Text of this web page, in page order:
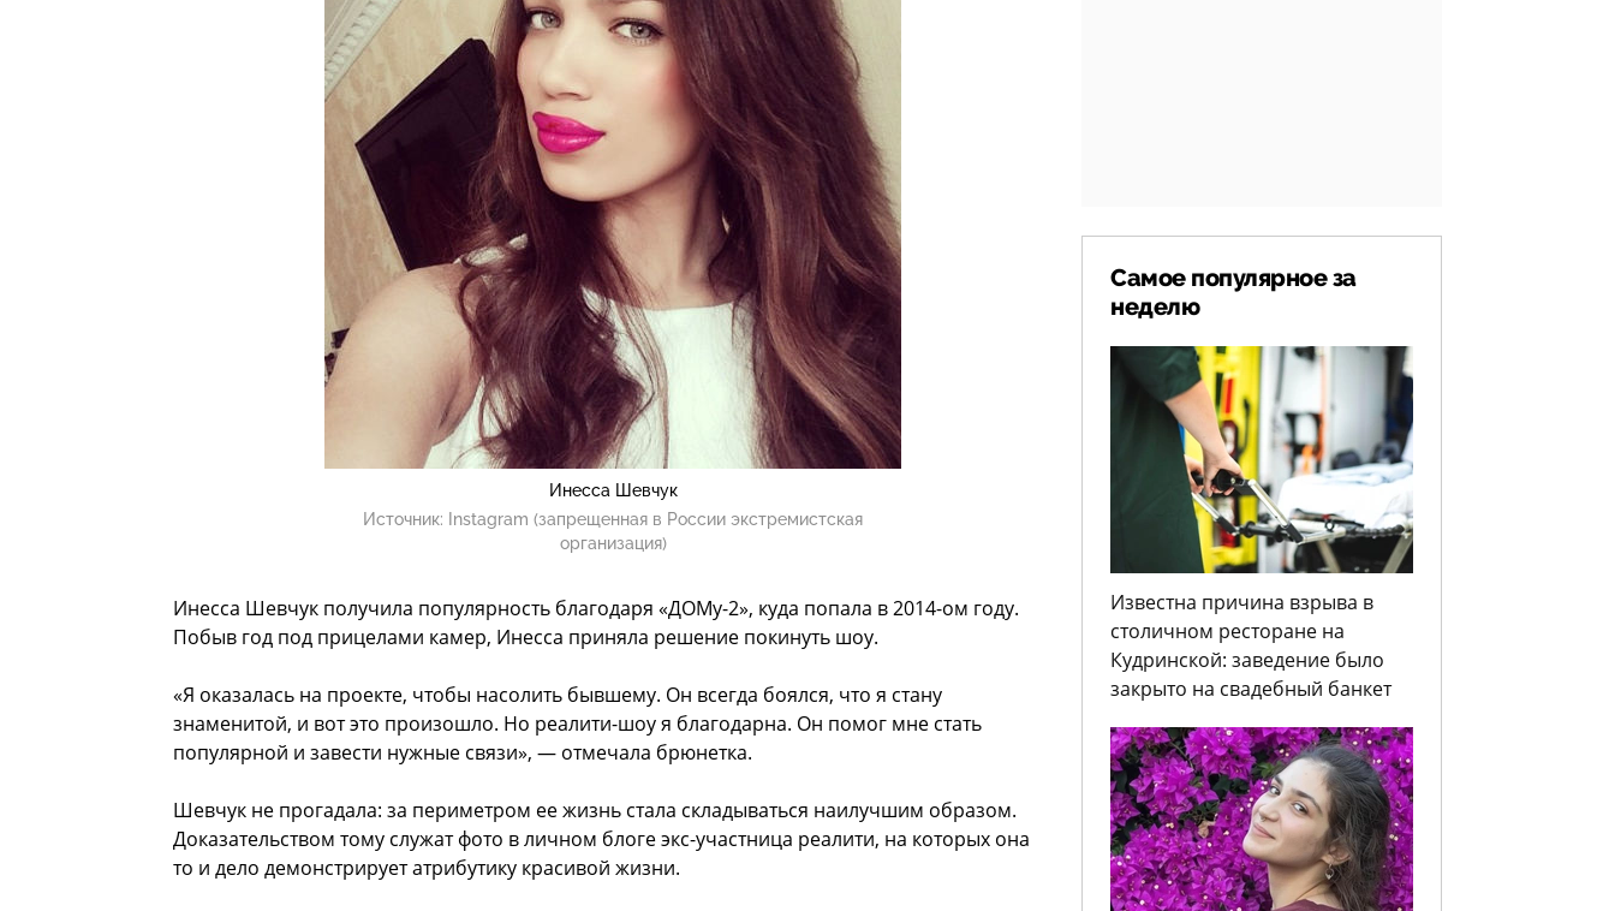
Инесса Шевчук
Источник:
Instagram (запрещенная в России экстремистская
организация)
Инесса Шевчук получила популярность благодаря «ДОМу-2», куда попала в 2014-ом году.
Побыв год под прицелами камер, Инесса приняла решение покинуть шоу.
«Я оказалась на проекте, чтобы насолить бывшему. Он всегда боялся, что я стану
знаменитой, и вот это произошло. Но реалити-шоу я благодарна. Он помог мне стать
популярной и завести нужные связи», — отмечала брюнетка.
Шевчук не прогадала: за периметром ее жизнь стала складываться наилучшим образом.
Доказательством тому служат фото в личном блоге экс-участница реалити, на которых она
то и дело демонстрирует атрибутику красивой жизни.
Самое популярное за
неделю
Известна причина взрыва в
столичном ресторане на
Кудринской: заведение было
закрыто на свадебный банкет